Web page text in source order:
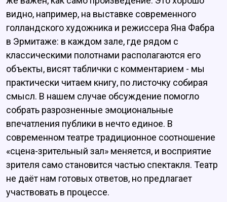
видно, например, на выставке современного
голландского художника и режиссера Яна Фабра
в Эрмитаже: в каждом зале, где рядом с
классическими полотнами располагаются его
объекты, висят таблички с комментарием - мы
практически читаем книгу, по листочку собирая
смысл. В нашем случае обсуждение помогло
собрать разрозненные эмоциональные
впечатления публики в нечто единое. В
современном театре традиционное соотношение
«сцена-зрительный зал» меняется, и восприятие
зрителя само становится частью спектакля. Театр
не даёт нам готовых ответов, но предлагает
участвовать в процессе.